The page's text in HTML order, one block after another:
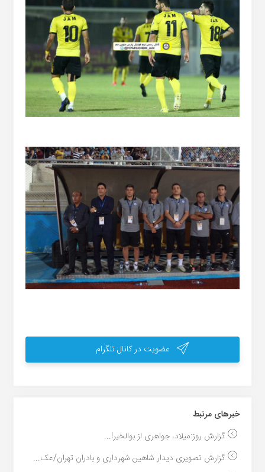
عضویت در کانال تلگرام
خبر‌های مرتبط
گزارش روز:میلاد، جواهری از بوالخیر!...
گزارش تصویری دیدار شاهین شهرداری و بادران تهران/عک...